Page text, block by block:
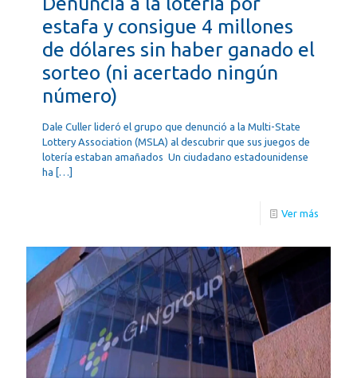
estafa y consigue 4 millones
de dólares sin haber ganado el
sorteo (ni acertado ningún
número)
Dale Culler lideró el grupo que denunció a la Multi-State
Lottery Association (MSLA) al descubrir que sus juegos de
lotería estaban amañados Un ciudadano estadounidense
ha […]
Ver más